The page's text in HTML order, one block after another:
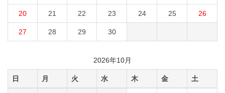
20 21 22 23 24 25 26
27 28 29 30
2026年10月
日 月 火 水 木 金 土